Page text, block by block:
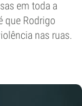
em toda a
que Rodrigo
nas ruas.